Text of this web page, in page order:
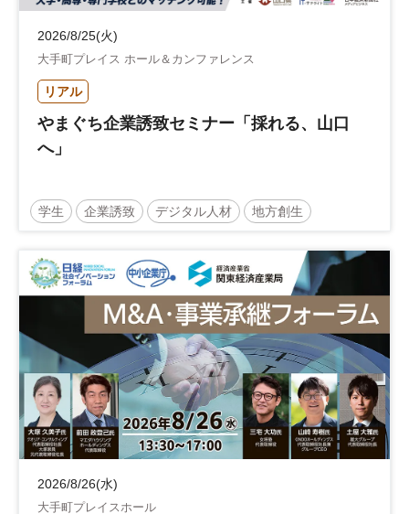
2026/8/25(火)
大手町プレイス ホール＆カンファレンス
リアル
やまぐち企業誘致セミナー「採れる、山口
へ」
学生 企業誘致 デジタル人材 地方創生
地域活性化 自治体
2026/8/26(水)
大手町プレイスホール